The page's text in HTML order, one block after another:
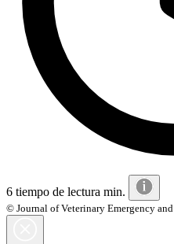
6 tiempo de lectura min.
© Journal of Veterinary Emergency